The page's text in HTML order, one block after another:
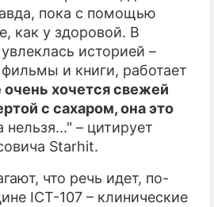
пока с помощью
как у здоровой. В
историей –
и книги, работает
хочется свежей
с сахаром, она это
нельзя..." – цитирует
Starhit.
что речь идет, по-
ICT-107 – клинические